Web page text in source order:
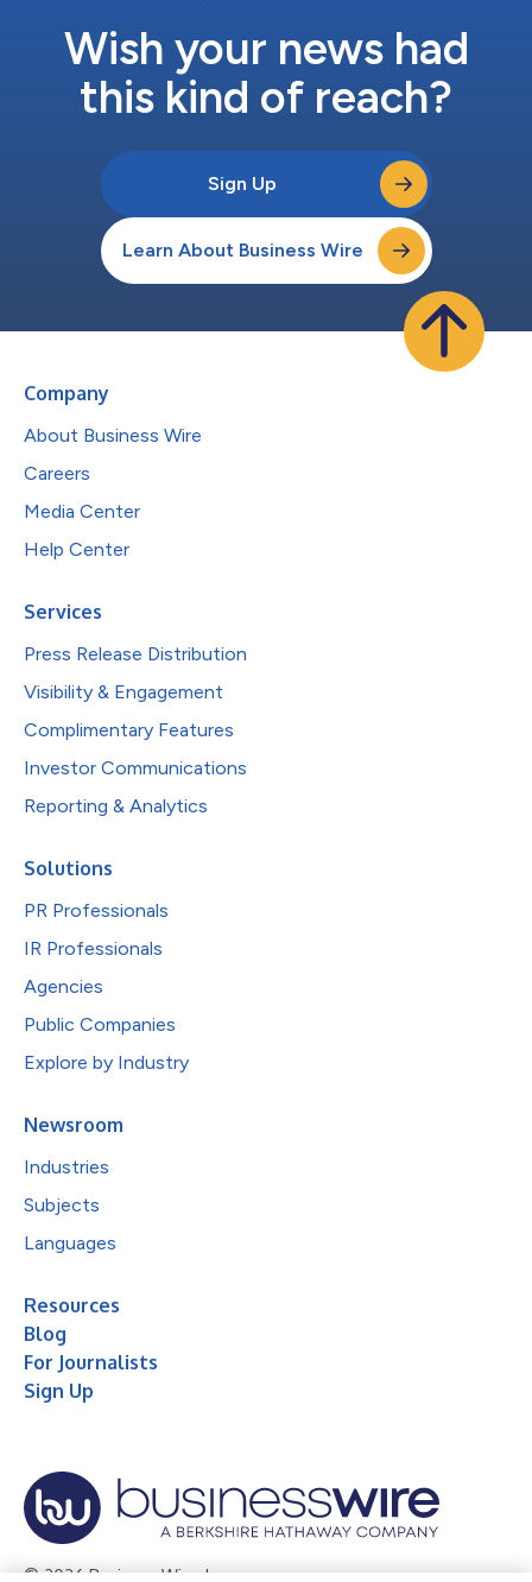
Wish your news had
this kind of reach?
Sign Up
Learn About Business Wire
Company
About Business Wire
Careers
Media Center
Help Center
Services
Press Release Distribution
Visibility & Engagement
Complimentary Features
Investor Communications
Reporting & Analytics
Solutions
PR Professionals
IR Professionals
Agencies
Public Companies
Explore by Industry
Newsroom
Industries
Subjects
Languages
Resources
Blog
For Journalists
Sign Up
© 2026 Business Wire, Inc.